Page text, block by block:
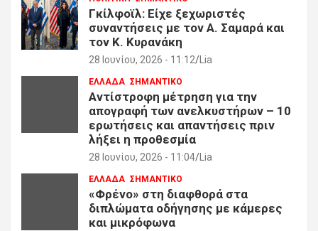
Γκίλφοϊλ: Είχε ξεχωριστές
συναντήσεις με τον Α. Σαμαρά και
τον Κ. Κυρανάκη
28 Ιουνίου, 2026 - 11:12 Lia
ΕΛΛΑΔΑ ΣΗΜΑΝΤΙΚΟ
Αντίστροφη μέτρηση για την
απογραφή των ανελκυστήρων – 10
ερωτήσεις και απαντήσεις πριν
λήξει η προθεσμία
28 Ιουνίου, 2026 - 11:04 Lia
ΕΛΛΑΔΑ ΣΗΜΑΝΤΙΚΟ
«Φρένο» στη διαφθορά στα
διπλώματα οδήγησης με κάμερες
και μικρόφωνα